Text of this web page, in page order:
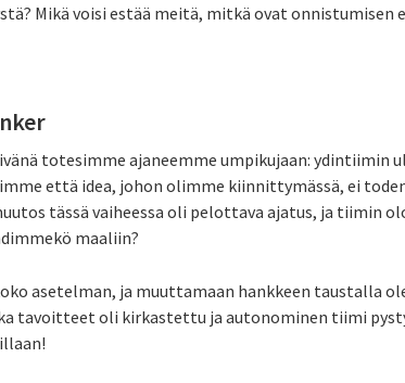
Mikä voisi estää meitä, mitkä ovat onnistumisen
totesimme ajaneemme umpikujaan: ydintiimin
että idea, johon olimme kiinnittymässä, ei
tässä vaiheessa oli pelottava ajatus, ja tiimin
maaliin?
asetelman, ja muuttamaan hankkeen taustalla
tavoitteet oli kirkastettu ja autonominen tiimi